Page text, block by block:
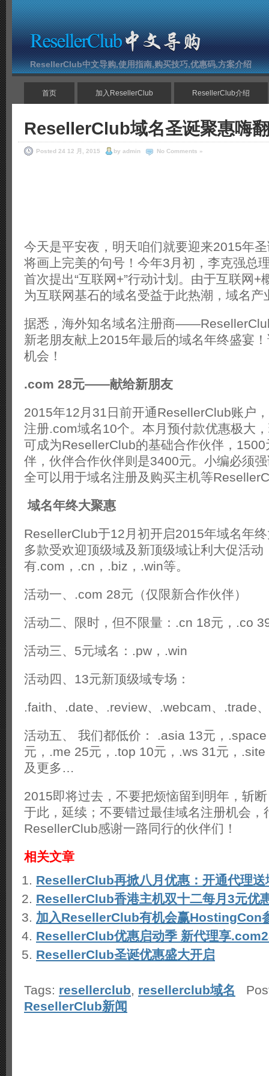
ResellerClub中文导购,使用指南,购买技巧,优惠码,方案介绍
首页 加入ResellerClub ResellerClub介绍
ResellerClub域名圣诞聚惠嗨
Posted 24 12 月, 2015 by admin No Comments »
今天是平安夜，明天咱们就要迎来2015年
将画上完美的句号！今年3月初，李克强总
首次提出“互联网+”行动计划。由于互联网+
为互联网基石的域名受益于此热潮，域名产
据悉，海外知名域名注册商
新老朋友献上2015年最后的域名年终盛宴
机会！
.com 28元——献给新朋友
2015年12月31日前开通ResellerClub账户
注册.com域名10个。本月预付款优惠极大
可成为ResellerClub的基础合作伙伴，
伴，伙伴合作伙伴则是3400元。小编必须
全可以用于域名注册及购买主机等
域名年终大聚惠
ResellerClub于12月初开启2015年域名年
多款受欢迎顶级域及新顶级域让利大促活动
有.com，.cn，.biz，.win等。
活动一、.com 28元（仅限新合作伙伴）
活动二、限时，但不限量：.cn 18元，.co
活动三、5元域名：.pw，.win
活动四、13元新顶级域专场：
.faith、.date、.review、.webcam、.trade
活动五、 我们都低价： .asia 13元，
元，.me 25元，.top 10元，.ws 31元，
及更多…
2015即将过去，不要把烦恼留到明年，斩
于此，延续；不要错过最佳域名注册机会，
ResellerClub感谢一路同行的伙伴们！
相关文章
ResellerClub再掀八月优惠：开通代理送
ResellerClub香港主机双十二每月3元优
加入ResellerClub有机会赢HostingCon
ResellerClub优惠启动季 新代理享
ResellerClub圣诞优惠盛大开启
Tags: resellerclub, resellerclub域名
ResellerClub新闻